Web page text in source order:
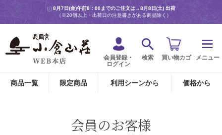
8月7日(金)午前8：00までのご注文は→8月8日(土) 出荷
（※20個以上・出荷日の注意書きがある商品除く）
会員登録・
ログイン
検索 買い物カゴ メニュー
商品一覧 限定商品 利用シーンから 価格から
会員のお客様